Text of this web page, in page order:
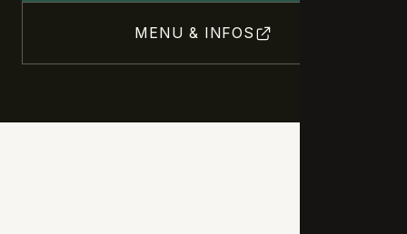
MENU & INFOS